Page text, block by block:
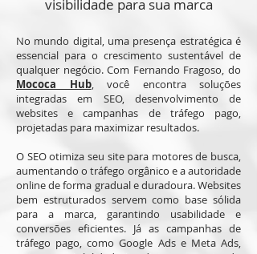
visibilidade para sua marca
No mundo digital, uma presença estratégica é
essencial para o crescimento sustentável de
qualquer negócio. Com Fernando Fragoso, do
Mococa Hub, você encontra soluções
integradas em SEO, desenvolvimento de
websites e campanhas de tráfego pago,
projetadas para maximizar resultados.
O SEO otimiza seu site para motores de busca,
aumentando o tráfego orgânico e a autoridade
online de forma gradual e duradoura. Websites
bem estruturados servem como base sólida
para a marca, garantindo usabilidade e
conversões eficientes. Já as campanhas de
tráfego pago, como Google Ads e Meta Ads,